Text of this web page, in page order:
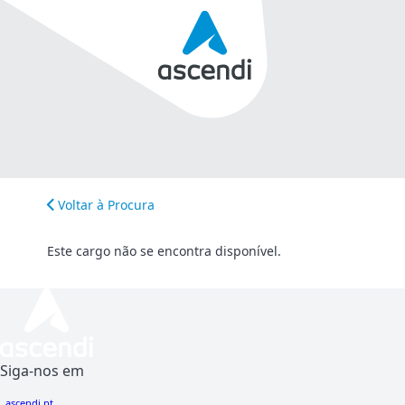
Voltar à Procura
Este cargo não se encontra disponível.
Siga-nos em